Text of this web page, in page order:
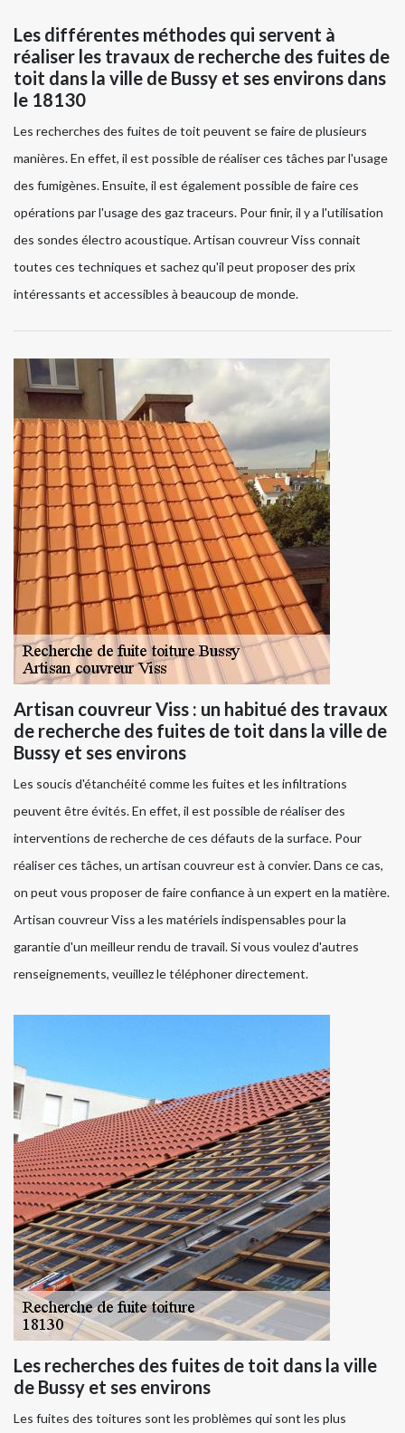
Les différentes méthodes qui servent à
réaliser les travaux de recherche des fuites de
toit dans la ville de Bussy et ses environs dans
le 18130
Les recherches des fuites de toit peuvent se faire de plusieurs
manières. En effet, il est possible de réaliser ces tâches par l'usage
des fumigènes. Ensuite, il est également possible de faire ces
opérations par l'usage des gaz traceurs. Pour finir, il y a l'utilisation
des sondes électro acoustique. Artisan couvreur Viss connait
toutes ces techniques et sachez qu'il peut proposer des prix
intéressants et accessibles à beaucoup de monde.
Artisan couvreur Viss : un habitué des travaux
de recherche des fuites de toit dans la ville de
Bussy et ses environs
Les soucis d'étanchéité comme les fuites et les infiltrations
peuvent être évités. En effet, il est possible de réaliser des
interventions de recherche de ces défauts de la surface. Pour
réaliser ces tâches, un artisan couvreur est à convier. Dans ce cas,
on peut vous proposer de faire confiance à un expert en la matière.
Artisan couvreur Viss a les matériels indispensables pour la
garantie d'un meilleur rendu de travail. Si vous voulez d'autres
renseignements, veuillez le téléphoner directement.
Les recherches des fuites de toit dans la ville
de Bussy et ses environs
Les fuites des toitures sont les problèmes qui sont les plus